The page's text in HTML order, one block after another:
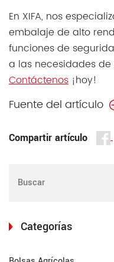
En XIFA, nos
embalaje de alto
funciones de
a las necesidades
Contáctenos ¡hoy!
Fuente del artículo
Compartir artículo
Categorías